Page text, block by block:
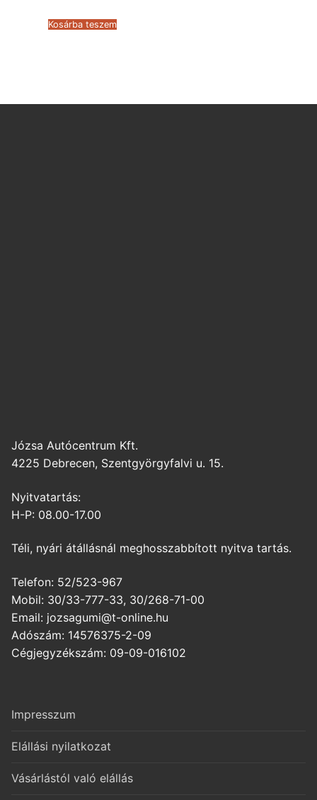
166.802 Ft.
Kosárba teszem
Józsa Autócentrum Kft.
4225 Debrecen, Szentgyörgyfalvi u. 15.
Nyitvatartás:
H-P: 08.00-17.00
Téli, nyári átállásnál meghosszabbított nyitva tartás.
Telefon: 52/523-967
Mobil: 30/33-777-33, 30/268-71-00
Email: jozsagumi@t-online.hu
Adószám: 14576375-2-09
Cégjegyzékszám: 09-09-016102
Impresszum
Elállási nyilatkozat
Vásárlástól való elállás